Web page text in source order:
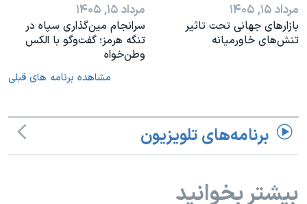
مرداد ۱۵, ۱۴۰۵
بازارهای جهانی تحت تاثیر
تنش‌های خاورمیانه
مرداد ۱۵, ۱۴۰۵
سرانجام مین‌گذاری‌ سپاه در
تنگه هرمز؛ گفت‌وگو با الکس
وطن‌خواه
مشاهده برنامه های قبلی
برنامه‌های تلویزیون
بیشتر بخوانید